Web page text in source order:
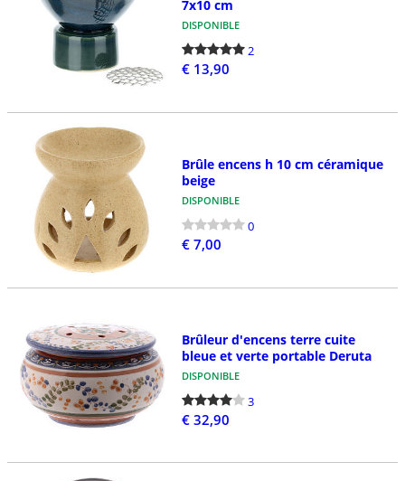
7x10 cm
DISPONIBLE
2
€ 13,90
Brûle encens h 10 cm céramique
beige
DISPONIBLE
0
€ 7,00
Brûleur d'encens terre cuite
bleue et verte portable Deruta
DISPONIBLE
3
€ 32,90